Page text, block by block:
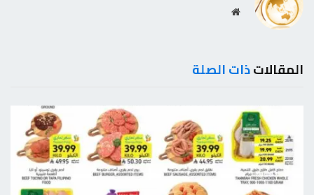
موقع
المقالاتذات الصلة